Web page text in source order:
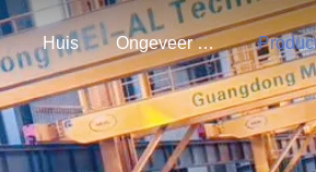
Huis Ongeveer Ons